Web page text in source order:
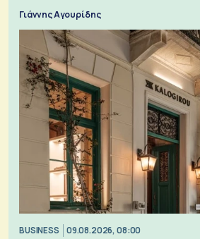
Γιάννης Αγουρίδης
BUSINESS 09.08.2026, 08:00